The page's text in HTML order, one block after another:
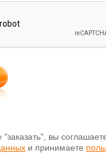
вы
и принимаете